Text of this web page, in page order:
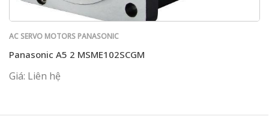
AC SERVO MOTORS PANASONIC
Panasonic A5 2 MSME102SCGM
Giá: Liên hệ